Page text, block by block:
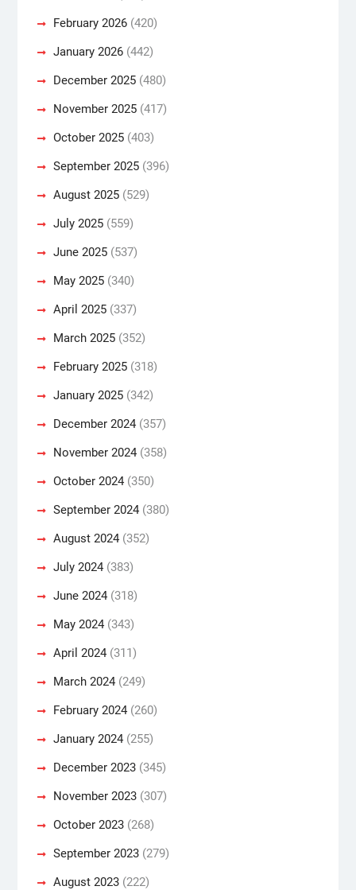
February 2026(420)
January 2026(442)
December 2025(480)
November 2025(417)
October 2025(403)
September 2025(396)
August 2025(529)
July 2025(559)
June 2025(537)
May 2025(340)
April 2025(337)
March 2025(352)
February 2025(318)
January 2025(342)
December 2024(357)
November 2024(358)
October 2024(350)
September 2024(380)
August 2024(352)
July 2024(383)
June 2024(318)
May 2024(343)
April 2024(311)
March 2024(249)
February 2024(260)
January 2024(255)
December 2023(345)
November 2023(307)
October 2023(268)
September 2023(279)
August 2023(222)